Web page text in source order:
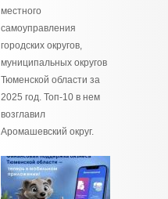
местного
самоуправления
городских округов,
муниципальных округов
Тюменской области за
2025 год. Топ-10 в нем
возглавил
Аромашевский округ.